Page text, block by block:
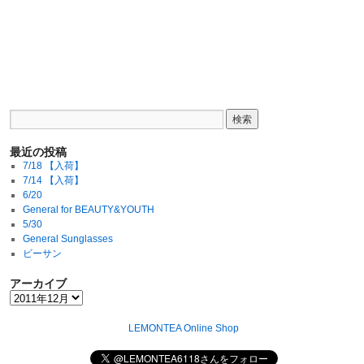
最近の投稿
7/18 【入荷】
7/14 【入荷】
6/20
General for BEAUTY&YOUTH
5/30
General Sunglasses
ビーサン
アーカイブ
LEMONTEA Online Shop